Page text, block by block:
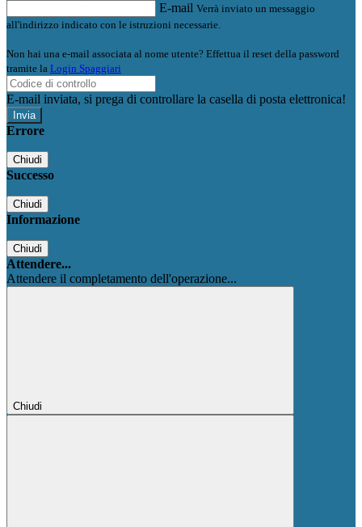
E-mail Verrà inviato un messaggio
all'indirizzo indicato con le istruzioni necessarie.
Non hai una e-mail associata al nome utente? Effettua il reset della password
tramite la Login Spaggiari
E-mail inviata, si prega di controllare la casella di posta elettronica!
Errore
Chiudi
Successo
Chiudi
Informazione
Chiudi
Attendere...
Attendere il completamento dell'operazione...
Chiudi